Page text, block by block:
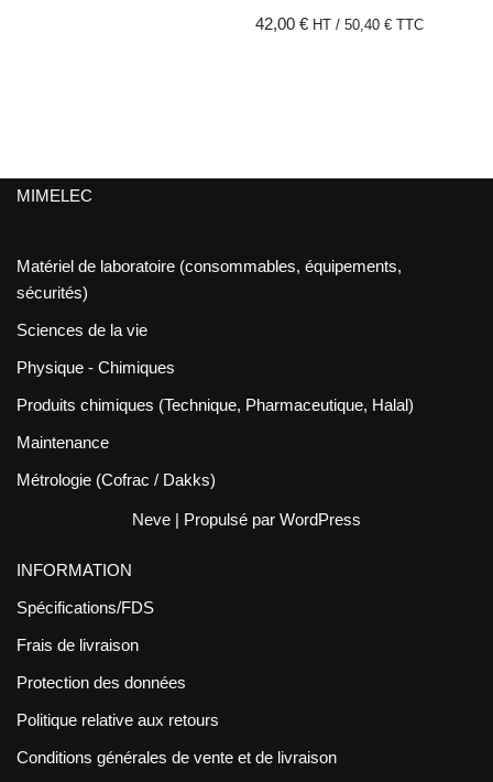
42,00€ HT /50,40€ TTC
MIMELEC
Matériel de laboratoire (consommables, équipements,
sécurités)
Sciences de la vie
Physique - Chimiques
Produits chimiques (Technique, Pharmaceutique, Halal)
Maintenance
Métrologie (Cofrac / Dakks)
Neve | Propulsé par WordPress
INFORMATION
Spécifications/FDS
Frais de livraison
Protection des données
Politique relative aux retours
Conditions générales de vente et de livraison